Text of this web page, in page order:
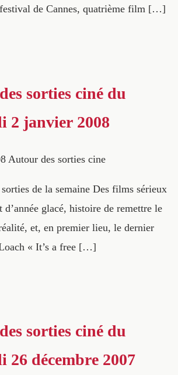
de Cannes, quatrième film […]
sorties ciné du
2 janvier 2008
Autour des sorties cine
de la semaine Des films sérieux
d’année glacé, histoire de remettre le
et, en premier lieu, le dernier
« It’s a free […]
sorties ciné du
26 décembre 2007